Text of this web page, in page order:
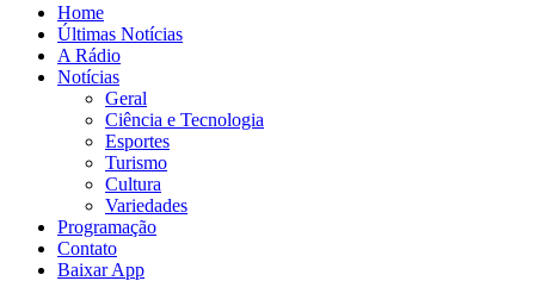
Home
Últimas Notícias
A Rádio
Notícias
Geral
Ciência e Tecnologia
Esportes
Turismo
Cultura
Variedades
Programação
Contato
Baixar App